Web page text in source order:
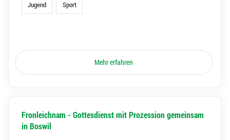
Jugend Sport
Mehr erfahren
Fronleichnam - Gottesdienst mit Prozession gemeinsam
in Boswil